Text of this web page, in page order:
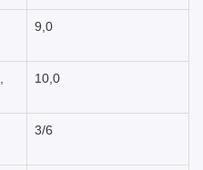
9,0
10,0
3/6